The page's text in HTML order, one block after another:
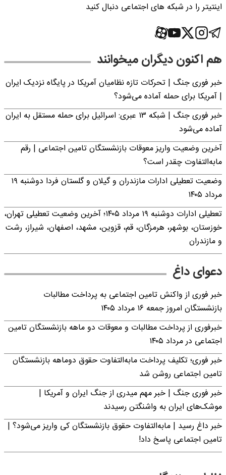
اینتیتر را در شبکه های اجتماعی دنبال کنید
هم اکنون دیگران میخوانند
خبر فوری جنگ | تحرکات تازه نظامیان آمریکا در پایگاه نزدیک ایران
| آمریکا برای حمله آماده می‌شود؟
خبر فوری جنگ | شبکه ۱۳ عبری: اسرائیل برای حمله مستقل به ایران
آماده می‌شود
آخرین وضعیت واریز معوقات بازنشستگان تامین اجتماعی | رقم
مابه‌التفاوت چقدر است؟
وضعیت تعطیلی ادارات مازندران و گیلان و گلستان فردا دوشنبه ۱۹
مرداد ۱۴۰۵
تعطیلی ادارات دوشنبه ۱۹ مرداد ۱۴۰۵؛ آخرین وضعیت تعطیلی تهران،
خوزستان، بوشهر، هرمزگان، قم، قزوین، مشهد، اصفهان، شیراز، رشت
و مازندران
دعوای داغ
خبر فوری از واکنش تامین اجتماعی به پرداخت مطالبات
بازنشستگان امروز جمعه ۱۶ مرداد ۱۴۰۵
خبرفوری از پرداخت مطالبات و معوقات دو ماهه بازنشستگان تامین
اجتماعی در مرداد ۱۴۰۵
خبر فوری؛ تکلیف پرداخت مابه‌التفاوت حقوق دوماهه بازنشستگان
تامین اجتماعی روشن شد
خبر فوری جنگ | خبر مهم میدری از جنگ ایران و آمریکا |
موشک‌های ایران به واشنگتن رسیدند
خبر داغ رسید | مابه‌التفاوت حقوق بازنشستگان کی واریز می‌شود؟ |
تامین اجتماعی پاسخ داد!